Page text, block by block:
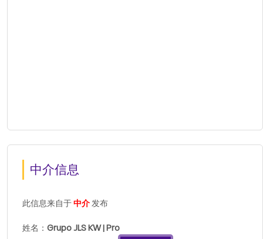
中介信息
此信息来自于中介发布
姓名： Grupo JLS KW | Pro